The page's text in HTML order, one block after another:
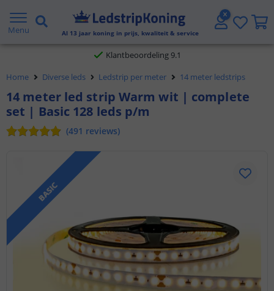
Menu Al 13 jaar koning in prijs, kwaliteit & service
Gratis verzending vanaf € 20,- NL en BE
Klantbeoordeling 9.1
Voor 23:45 uur besteld,morgen in huis
Home Diverse leds Ledstrip per meter 14 meter ledstrips
14 meter led strip Warm wit | complete
set | Basic 128 leds p/m
(491 reviews)
BASIC